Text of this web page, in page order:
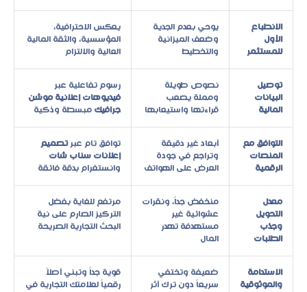
الانطباع
الأول
للمستثمر
يوحي بعدم الجدية
وضعف الميزانية
والتخطيط
يعكس الاحترافية،
المؤسسية، والثقة المالية
العالية والالتزام
توصيل
البيانات
المالية
نصوص طويلة
ومملة يصعب
قراءتها واستيعابها
رسوم تفاعلية عبر
فيديوهات إعلانية موشن
جرافيك مبسطة وذكية
التوافق مع
المنصات
الرقمية
أبعاد غير دقيقة
وتراجع في جودة
العرض على الهواتف
توافق تام عبرتصميم
إعلانات سناب شات
وانستغرام بدقة فائقة
معدل
التحويل
وجذب
الطلبات
منخفض جداً، ونقرات
عشوائية غير
مستهدفة تهدر
المال
مرتفع للغاية بفضل
التركيز الصارم على نية
البحث التجارية الصريحة
الاستدامة
والموثوقية
ضعيفة وتختفي
سريعاً دون ترك أثر
قوية جداً وتبني أصلاً
رقمياً لعلامتك التجارية في